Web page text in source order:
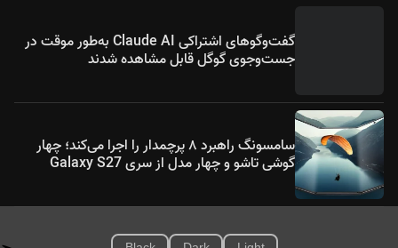
گفت‌وگوهای اشتراکی Claude AI به‌طور موقت در
جست‌وجوی گوگل قابل مشاهده شدند
سامسونگ راهبرد ۸ پرچمدار را اجرا می‌کند؛ چهار
گوشی تاشو و چهار مدل از سری Galaxy S27